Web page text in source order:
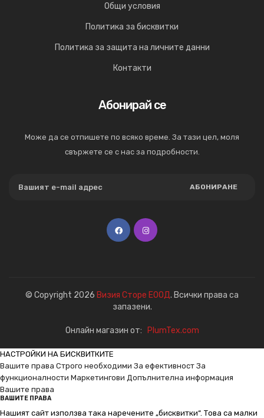
Общи условия
Политика за бисквитки
Политика за защита на личните данни
Контакти
Абонирай се
Може да се отпишете по всяко време. За тази цел, моля
свържете се с нас за подробности.
АБОНИРАНЕ
© Copyright 2026 Визия Сторе ЕООД. Всички права са
запазени.
Онлайн магазин от: PlumTex.com
НАСТРОЙКИ НА БИСКВИТКИТЕ
Вашите права Строго необходими За ефективност За
функционалности Маркетингови Допълнителна информация
Вашите права
ВАШИТЕ ПРАВА
Нашият сайт използва така наречените „бисквитки“. Това са малки